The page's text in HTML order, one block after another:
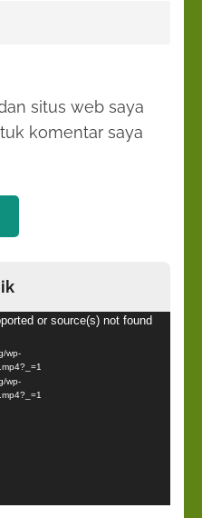
situs web saya
komentar saya
or source(s) not found
wp-
wp-